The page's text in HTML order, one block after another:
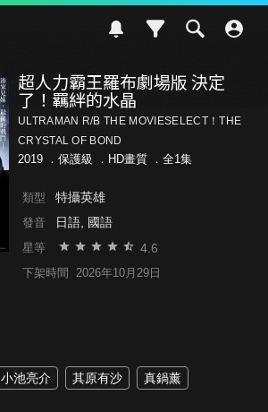
超人力霸王羅布劇場版 決定
了！羈絆的水晶
ULTRAMAN R/B THE MOVIESELECT！THE
CRYSTAL OF BOND
2019 ． 保護級 ．HD畫質 ．全1集
類型 特攝英雄
發音 日語, 國語
星等 4.6
下架時間 2026年10月29日
小池亮介 其原有沙
真鍋薰